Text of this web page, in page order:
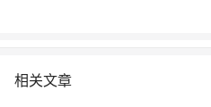
相关文章